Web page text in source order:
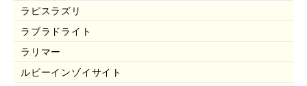
ラピスラズリ
ラブラドライト
ラリマー
ルビーインゾイサイト